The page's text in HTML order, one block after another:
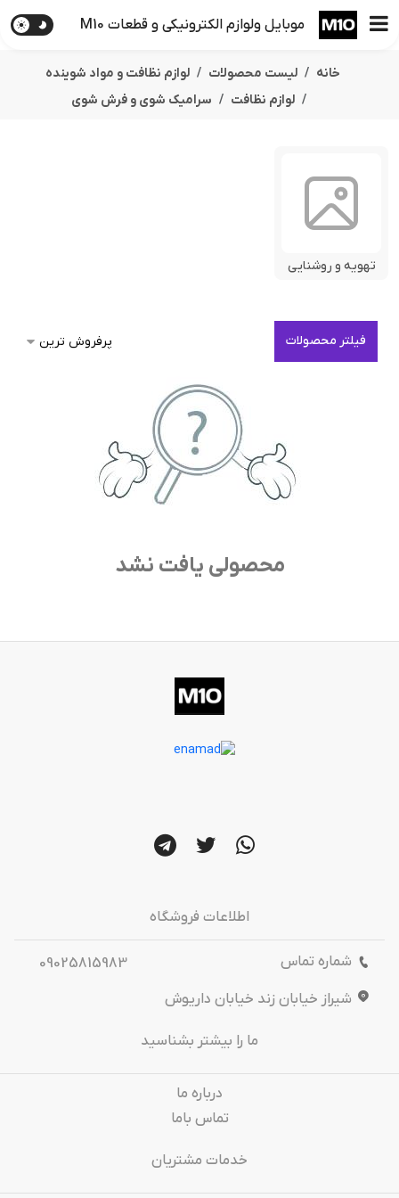
موبایل ولوازم الکترونیکی و قطعات M10
خانه لیست محصولات
لوازم نظافت و مواد شوینده
لوازم نظافت
سرامیک شوی و فرش شوی
تهویه و روشنایی
فیلتر محصولات
محصولی یافت نشد
اطلاعات فروشگاه
شماره تماس
09025815983
شیراز خیابان زند خیابان داریوش
ما را بیشتر بشناسید
درباره‌ ما
تماس باما
خدمات مشتریان